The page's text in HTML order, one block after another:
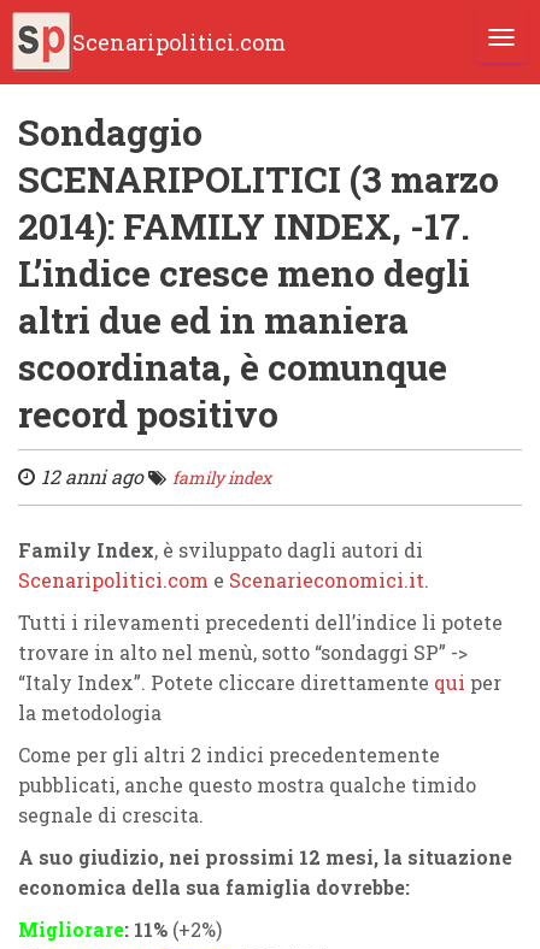
Scenaripolitici.com
Sondaggio
SCENARIPOLITICI (3 marzo
2014): FAMILY INDEX, -17.
L’indice cresce meno degli
altri due ed in maniera
scoordinata, è comunque
record positivo
12 anni ago family index
Family Index, è sviluppato dagli autori di
Scenaripolitici.com e Scenarieconomici.it.
Tutti i rilevamenti precedenti dell’indice li potete
trovare in alto nel menù, sotto “sondaggi SP” ->
“Italy Index”. Potete cliccare direttamente qui per
la metodologia
Come per gli altri 2 indici precedentemente
pubblicati, anche questo mostra qualche timido
segnale di crescita.
A suo giudizio, nei prossimi 12 mesi, la situazione
economica della sua famiglia dovrebbe:
Migliorare: 11% (+2%)